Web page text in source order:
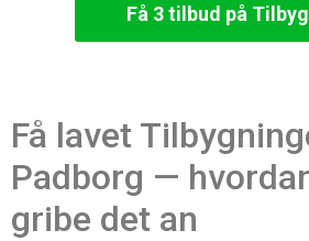
Få 3 tilbud på
Få lavet
Padborg —
gribe det an